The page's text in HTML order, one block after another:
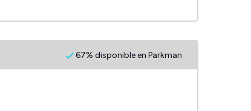
67% disponible en Parkman